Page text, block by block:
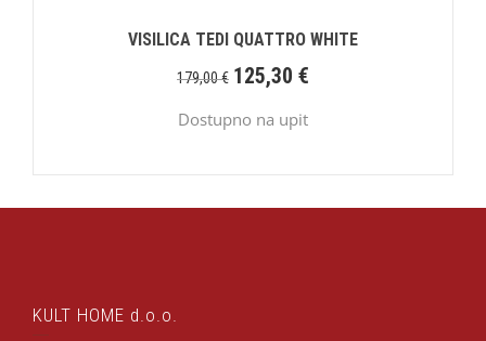
VISILICA TEDI QUATTRO WHITE
179,00€ 125,30 €
Dostupno na upit
KULT HOME d.o.o.